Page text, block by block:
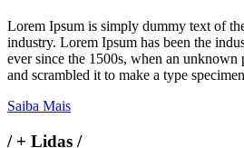
Lorem Ipsum is simply dummy text of
industry. Lorem Ipsum has been the
ever since the 1500s, when an
and scrambled it to make a type
Saiba Mais
/+ Lidas /